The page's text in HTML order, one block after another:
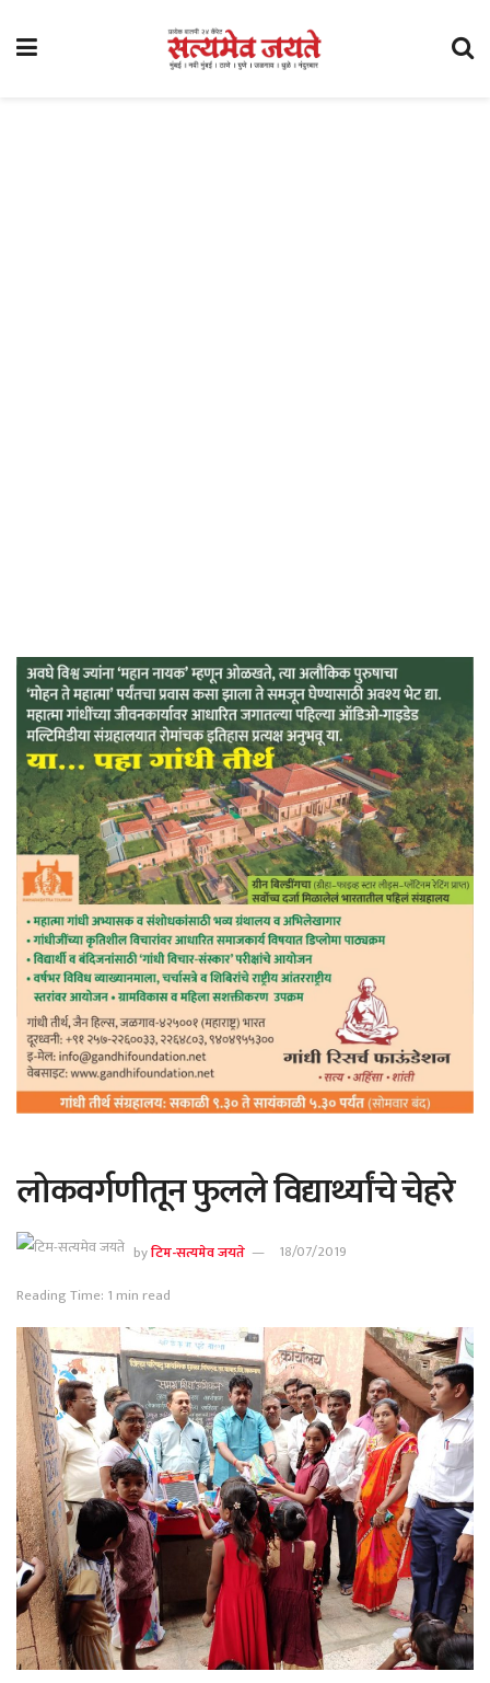
लोकवर्गणीतून फुलले विद्यार्थ्यांचे चेहरे
byटिम-सत्यमेव जयते
18/07/2019
Reading Time: 1 min read